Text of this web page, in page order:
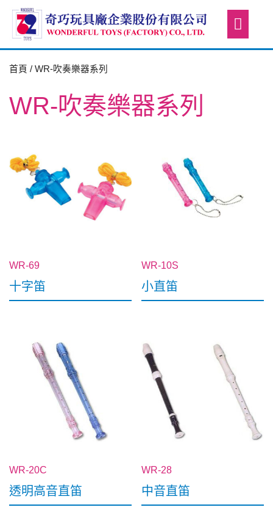
首頁 / WR-吹奏樂器系列
WR-吹奏樂器系列
WR-69
十字笛
WR-10S
小直笛
WR-20C
透明高音直笛
WR-28
中音直笛